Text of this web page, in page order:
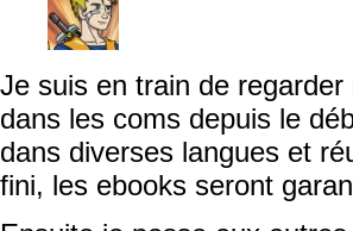
Je suis en train de
dans les coms depuis le
dans diverses langues et
fini, les ebooks seront